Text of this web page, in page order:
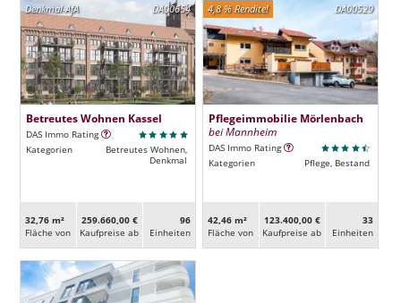
DA00654
Denkmal-AfA
Betreutes Wohnen Kassel
DAS Immo Rating
Kategorien
Betreutes Wohnen,
Denkmal
32,76 m²
Fläche von
259.660,00 €
Kaufpreise ab
96
Ein­heiten
DA00529
4,8 % Rendite!
Pflegeimmobilie Mörlenbach
bei Mannheim
DAS Immo Rating
Kategorien
Pflege, Bestand
42,46 m²
Fläche von
123.400,00 €
Kaufpreise ab
33
Ein­heiten